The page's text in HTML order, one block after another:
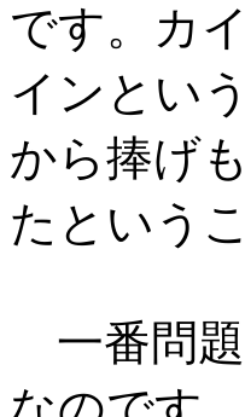
です。カ
インとい
から捧げ
たという
一番問題